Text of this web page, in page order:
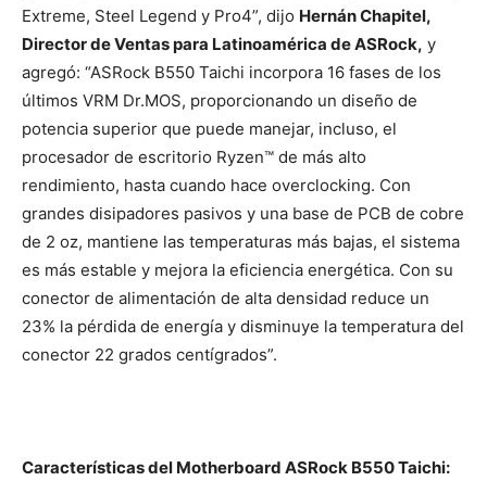
Extreme, Steel Legend y Pro4”, dijo Hernán Chapitel,
Director de Ventas para Latinoamérica de ASRock, y
agregó: “ASRock B550 Taichi incorpora 16 fases de los
últimos VRM Dr.MOS, proporcionando un diseño de
potencia superior que puede manejar, incluso, el
procesador de escritorio Ryzen™ de más alto
rendimiento, hasta cuando hace overclocking. Con
grandes disipadores pasivos y una base de PCB de cobre
de 2 oz, mantiene las temperaturas más bajas, el sistema
es más estable y mejora la eficiencia energética. Con su
conector de alimentación de alta densidad reduce un
23% la pérdida de energía y disminuye la temperatura del
conector 22 grados centígrados”.
Características del Motherboard ASRock B550 Taichi: